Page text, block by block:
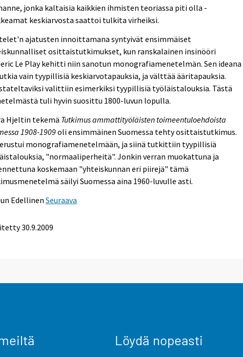
jonka kaltaisia kaikkien ihmisten teoriassa piti olla -
keskiarvosta saattoi tulkita virheiksi.
ajatusten innoittamana syntyivät ensimmäiset
osittaistutkimukset, kun ranskalainen insinööri
Le Play kehitti niin sanotun monografiamenetelmän. Sen ideana
vain tyypillisiä keskiarvotapauksia, ja välttää ääritapauksia.
valittiin esimerkiksi tyypillisiä työläistalouksia. Tästä
tuli hyvin suosittu 1800-luvun lopulla.
Hjeltin tekemä Tutkimus ammattityöläisten toimeentuloehdoista
1908-1909oli ensimmäinen Suomessa tehty osittaistutkimus.
monografiamenetelmään, ja siinä tutkittiin tyypillisiä
"normaaliperheitä". Jonkin verran muokattuna ja
koskemaan "yhteiskunnan eri piirejä" tämä
säilyi Suomessa aina 1960-luvulle asti.
Edellinen Seuraava
30.9.2009
Löydä nopeasti